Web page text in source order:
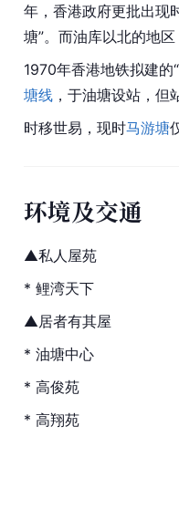
年，香港政府更批出现
塘”。而油库以北的地
1970年香港地铁拟建的
塘线 ，于油塘设站，但
时移世易，现时马游塘
环境及交通
▲私人屋苑
* 鲤湾天下
▲居者有其屋
* 油塘中心
* 高俊苑
* 高翔苑